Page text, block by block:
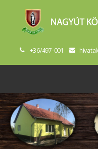
+36/497-001